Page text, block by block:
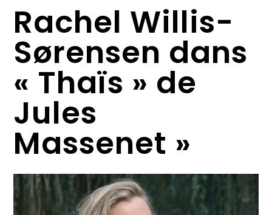
Rachel Willis-
Sørensen dans
« Thaïs » de
Jules
Massenet »